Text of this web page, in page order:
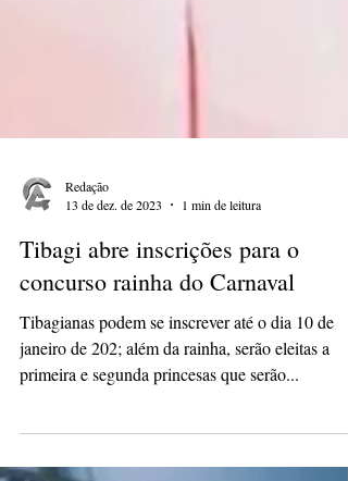
Redação
13 de dez. de 2023
1 min de leitura
Tibagi abre inscrições para o
concurso rainha do Carnaval